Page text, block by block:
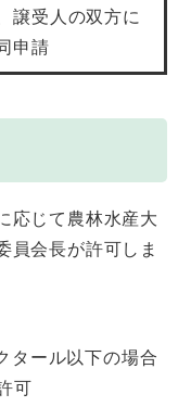
譲受人の双方に
申請
応じて農林水産大
員会長が許可しま
タール以下の場合
可